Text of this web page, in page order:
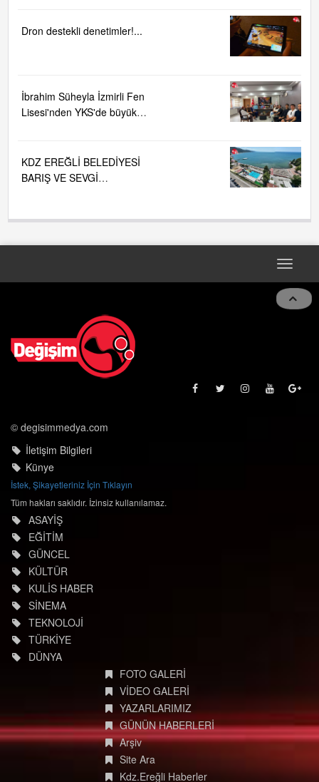
Dron destekli denetimler!...
İbrahim Süheyla İzmirli Fen
Lisesi'nden YKS'de büyük
KDZ EREĞLİ BELEDİYESİ
BARIŞ VE SEVGİ
Toggle
© degisimmedya.com
İletişim Bilgileri
Künye
İstek, Şikayetleriniz İçin Tıklayın
Tüm hakları saklıdır. İzinsiz kullanılamaz.
ASAYİŞ
EĞİTİM
GÜNCEL
KÜLTÜR
KULİS HABER
SİNEMA
TEKNOLOJİ
TÜRKİYE
DÜNYA
FOTO GALERİ
VİDEO GALERİ
YAZARLARIMIZ
GÜNÜN HABERLERİ
Arşiv
Site Ara
Kdz.Ereğli Haberler